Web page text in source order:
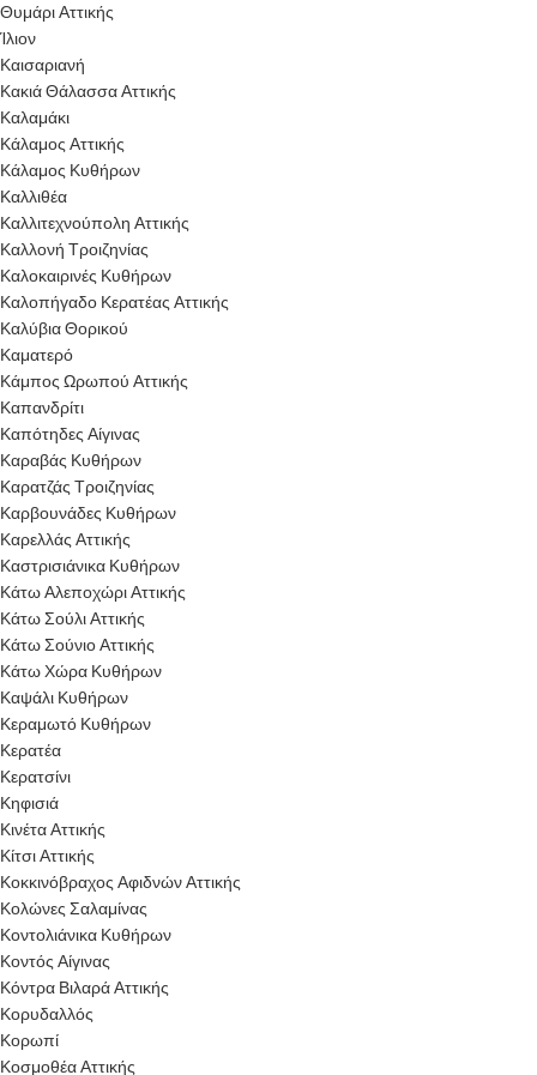
Θυμάρι Αττικής
Ίλιον
Καισαριανή
Κακιά Θάλασσα Αττικής
Καλαμάκι
Κάλαμος Αττικής
Κάλαμος Κυθήρων
Καλλιθέα
Καλλιτεχνούπολη Αττικής
Καλλονή Τροιζηνίας
Καλοκαιρινές Κυθήρων
Καλοπήγαδο Κερατέας Αττικής
Καλύβια Θορικού
Καματερό
Κάμπος Ωρωπού Αττικής
Καπανδρίτι
Καπότηδες Αίγινας
Καραβάς Κυθήρων
Καρατζάς Τροιζηνίας
Καρβουνάδες Κυθήρων
Καρελλάς Αττικής
Καστρισιάνικα Κυθήρων
Κάτω Αλεποχώρι Αττικής
Κάτω Σούλι Αττικής
Κάτω Σούνιο Αττικής
Κάτω Χώρα Κυθήρων
Καψάλι Κυθήρων
Κεραμωτό Κυθήρων
Κερατέα
Κερατσίνι
Κηφισιά
Κινέτα Αττικής
Κίτσι Αττικής
Κοκκινόβραχος Αφιδνών Αττικής
Κολώνες Σαλαμίνας
Κοντολιάνικα Κυθήρων
Κοντός Αίγινας
Κόντρα Βιλαρά Αττικής
Κορυδαλλός
Κορωπί
Κοσμοθέα Αττικής